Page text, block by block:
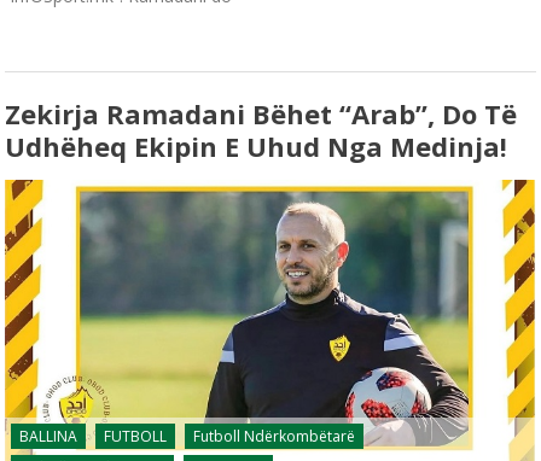
Zekirja Ramadani Bëhet “arab”, Do Të
Udhëheq Ekipin E Uhud Nga Medinja!
BALLINA FUTBOLL
Futboll Ndërkombëtarë